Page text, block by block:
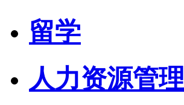
留学
人力资源管理